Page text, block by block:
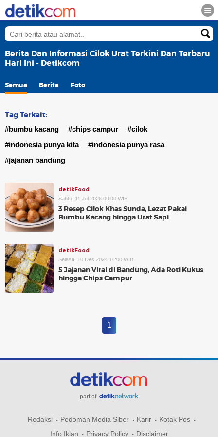
Berita Dan Informasi Cilok Urat Terkini Dan Terbaru
Hari Ini - Detikcom
Semua Berita Foto
Tag Terkait:
#bumbu kacang #chips campur
#cilok
#indonesia punya kita
#indonesia punya rasa
#jajanan bandung
detikFood
Sabtu, 11 Jul 2026 09:00 WIB
3 Resep Cilok Khas Sunda, Lezat Pakai
Bumbu Kacang hingga Urat Sapi
detikFood
Selasa, 10 Des 2024 14:00 WIB
5 Jajanan Viral di Bandung, Ada Roti Kukus
hingga Chips Campur
1
part of
Redaksi Pedoman Media Siber Karir
Kotak Pos
Info Iklan
Privacy Policy Disclaimer